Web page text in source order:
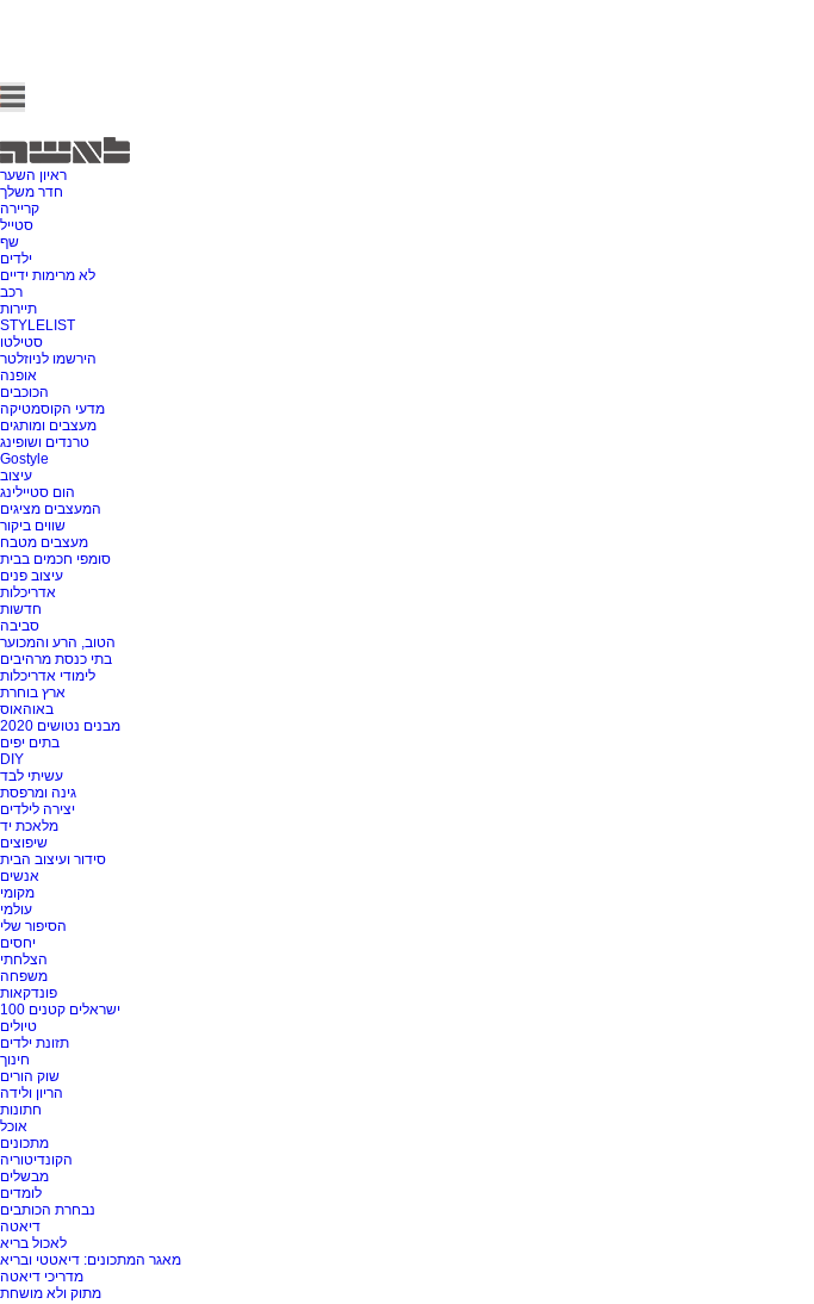
ראיון השער
חדר משלך
קריירה
סטייל
שף
ילדים
לא מרימות ידיים
רכב
תיירות
STYLELIST
סטילטו
הירשמו לניוזלטר
אופנה
הכוכבים
מדעי הקוסמטיקה
מעצבים ומותגים
טרנדים ושופינג
Gostyle
עיצוב
הום סטיילינג
המעצבים מציגים
שווים ביקור
מעצבים מטבח
סומפי חכמים בבית
עיצוב פנים
אדריכלות
חדשות
סביבה
הטוב, הרע והמכוער
בתי כנסת מרהיבים
לימודי אדריכלות
ארץ בוחרת
באוהאוס
מבנים נטושים 2020
בתים יפים
DIY
עשיתי לבד
גינה ומרפסת
יצירה לילדים
מלאכת יד
שיפוצים
סידור ועיצוב הבית
אנשים
מקומי
עולמי
הסיפור שלי
יחסים
הצלחתי
משפחה
פונדקאות
100 ישראלים קטנים
טיולים
תזונת ילדים
חינוך
שוק הורים
הריון ולידה
חתונות
אוכל
מתכונים
הקונדיטוריה
מבשלים
לומדים
נבחרת הכותבים
דיאטה
לאכול בריא
מאגר המתכונים: דיאטטי ובריא
מדריכי דיאטה
מתוק ולא מושחת